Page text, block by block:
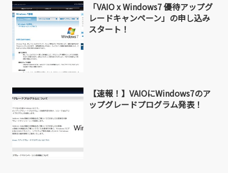
「VAIO x Windows7 優待アップグ
レードキャンペーン」の申し込み
スタート！
【速報！】VAIOにWindows7のア
ップグレードプログラム発表！